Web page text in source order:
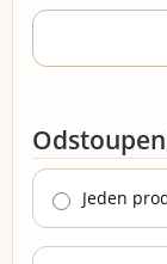
Jeden